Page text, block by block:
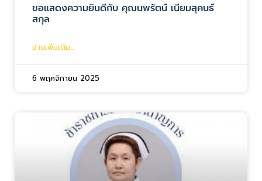
ขอแสดงความยินดีกับ คุณนพรัตน์ เนียมสุคนธ์
สกุล
อ่านเพิ่มเติม...
6 พฤศจิกายน 2025